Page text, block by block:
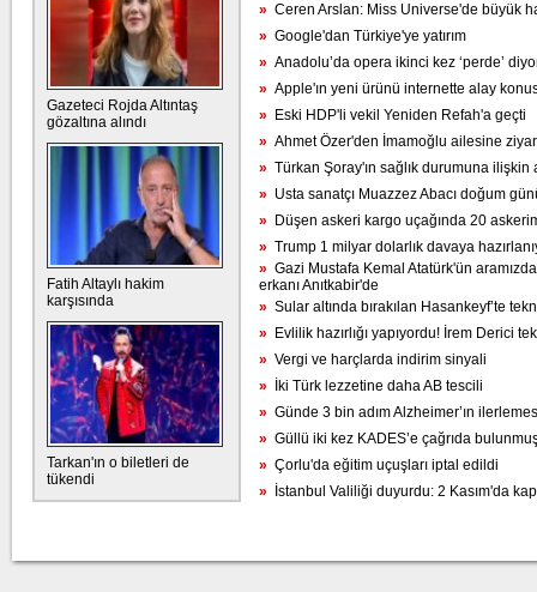
Gazeteci Rojda Altıntaş
gözaltına alındı
Fatih Altaylı hakim
karşısında
Tarkan'ın o biletleri de
tükendi
» Ceren Arslan: Miss Universe'de büyük
» Google'dan Türkiye'ye yatırım
» Anadolu’da opera ikinci kez ‘perde’
» Apple'ın yeni ürünü internette alay
» Eski HDP'li vekil Yeniden Refah'a geçti
» Ahmet Özer'den İmamoğlu ailesine
» Türkan Şoray'ın sağlık durumuna ilişkin
» Usta sanatçı Muazzez Abacı doğum
» Düşen askeri kargo uçağında 20
» Trump 1 milyar dolarlık davaya
» Gazi Mustafa Kemal Atatürk'ün
erkanı Anıtkabir'de
» Sular altında bırakılan Hasankeyf’te
» Evlilik hazırlığı yapıyordu! İrem Derici
» Vergi ve harçlarda indirim sinyali
» İki Türk lezzetine daha AB tescili
» Günde 3 bin adım Alzheimer’ın
» Güllü iki kez KADES’e çağrıda
» Çorlu'da eğitim uçuşları iptal edildi
» İstanbul Valiliği duyurdu: 2 Kasım'da